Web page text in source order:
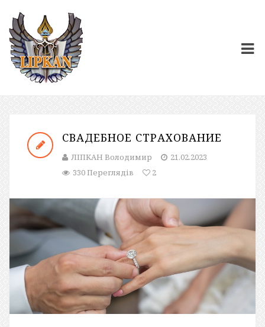
СВАДЕБНОЕ СТРАХОВАНИЕ
ЛІПКАН Володимир
21.02.2023
330 Переглядів
2